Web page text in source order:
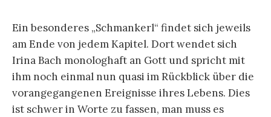
Ein besonderes „Schmankerl“ findet sich jeweils
am Ende von jedem Kapitel. Dort wendet sich
Irina Bach monologhaft an Gott und spricht mit
ihm noch einmal nun quasi im Rückblick über die
vorangegangenen Ereignisse ihres Lebens. Dies
ist schwer in Worte zu fassen, man muss es